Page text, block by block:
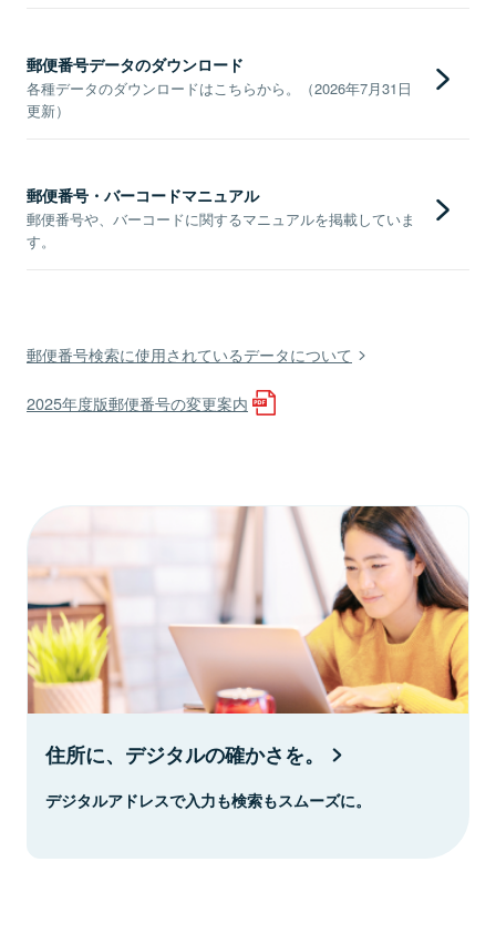
郵便番号データのダウンロード
各種データのダウンロードはこちらから。（2026年7月31日
更新）
郵便番号・バーコードマニュアル
郵便番号や、バーコードに関するマニュアルを掲載していま
す。
郵便番号検索に使用されているデータについて
2025年度版郵便番号の変更案内
住所に、デジタルの確かさを。
デジタルアドレスで入力も検索もスムーズに。